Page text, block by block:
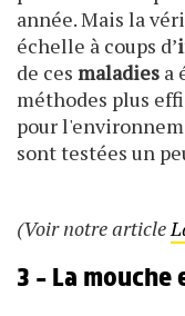
année. Mais la
échelle à coups d’
de ces maladies a
méthodes plus
pour
sont testées un
(Voir notre article
3 - La